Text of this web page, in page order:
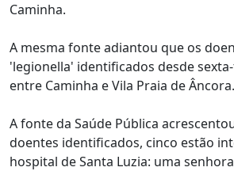
Caminha.
A mesma fonte adiantou que os
'legionella' identificados desde
entre Caminha e Vila Praia de Âncora.
A fonte da Saúde Pública
doentes identificados, cinco estão
hospital de Santa Luzia: uma